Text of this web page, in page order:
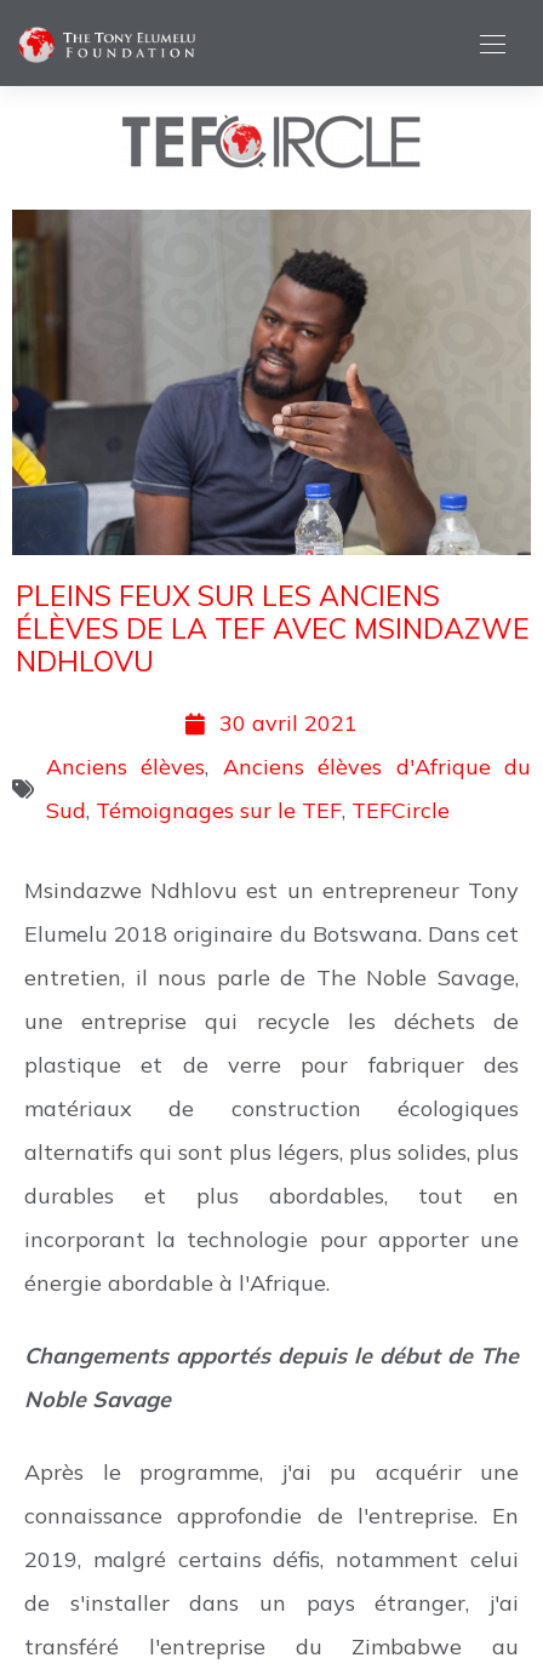
PLEINS FEUX SUR LES ANCIENS
ÉLÈVES DE LA TEF AVEC MSINDAZWE
NDHLOVU
30 avril 2021
Anciens élèves, Anciens élèves d'Afrique du
Sud, Témoignages sur le TEF, TEFCircle
Msindazwe Ndhlovu est un entrepreneur Tony
Elumelu 2018 originaire du Botswana. Dans cet
entretien, il nous parle de The Noble Savage,
une entreprise qui recycle les déchets de
plastique et de verre pour fabriquer des
matériaux de construction écologiques
alternatifs qui sont plus légers, plus solides, plus
durables et plus abordables, tout en
incorporant la technologie pour apporter une
énergie abordable à l'Afrique.
Changements apportés depuis le début de The
Noble Savage
Après le programme, j'ai pu acquérir une
connaissance approfondie de l'entreprise. En
2019, malgré certains défis, notamment celui
de s'installer dans un pays étranger, j'ai
transféré l'entreprise du Zimbabwe au